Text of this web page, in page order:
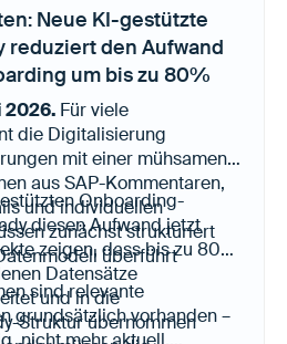
Neue KI-gestützte
reduziert den Aufwand
um bis zu 80%
2026. Für viele
die Digitalisierung
mit einer mühsamen
aus SAP-Kommentaren,
und individuellen
zunächst strukturiert
überführt
Onboarding-
diesen Aufwand jetzt
zeigen, dass bis zu 80
Datensätze
und in die
Struktur übernommen
sind relevante
grundsätzlich vorhanden –